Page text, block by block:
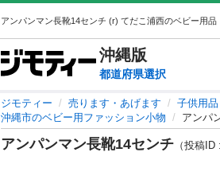
沖縄版
都道府県選択
ジモティー 売ります・あげます 子供用品
沖縄市のベビー用ファッション小物
アンパ
アンパンマン長靴14センチ （投稿ID